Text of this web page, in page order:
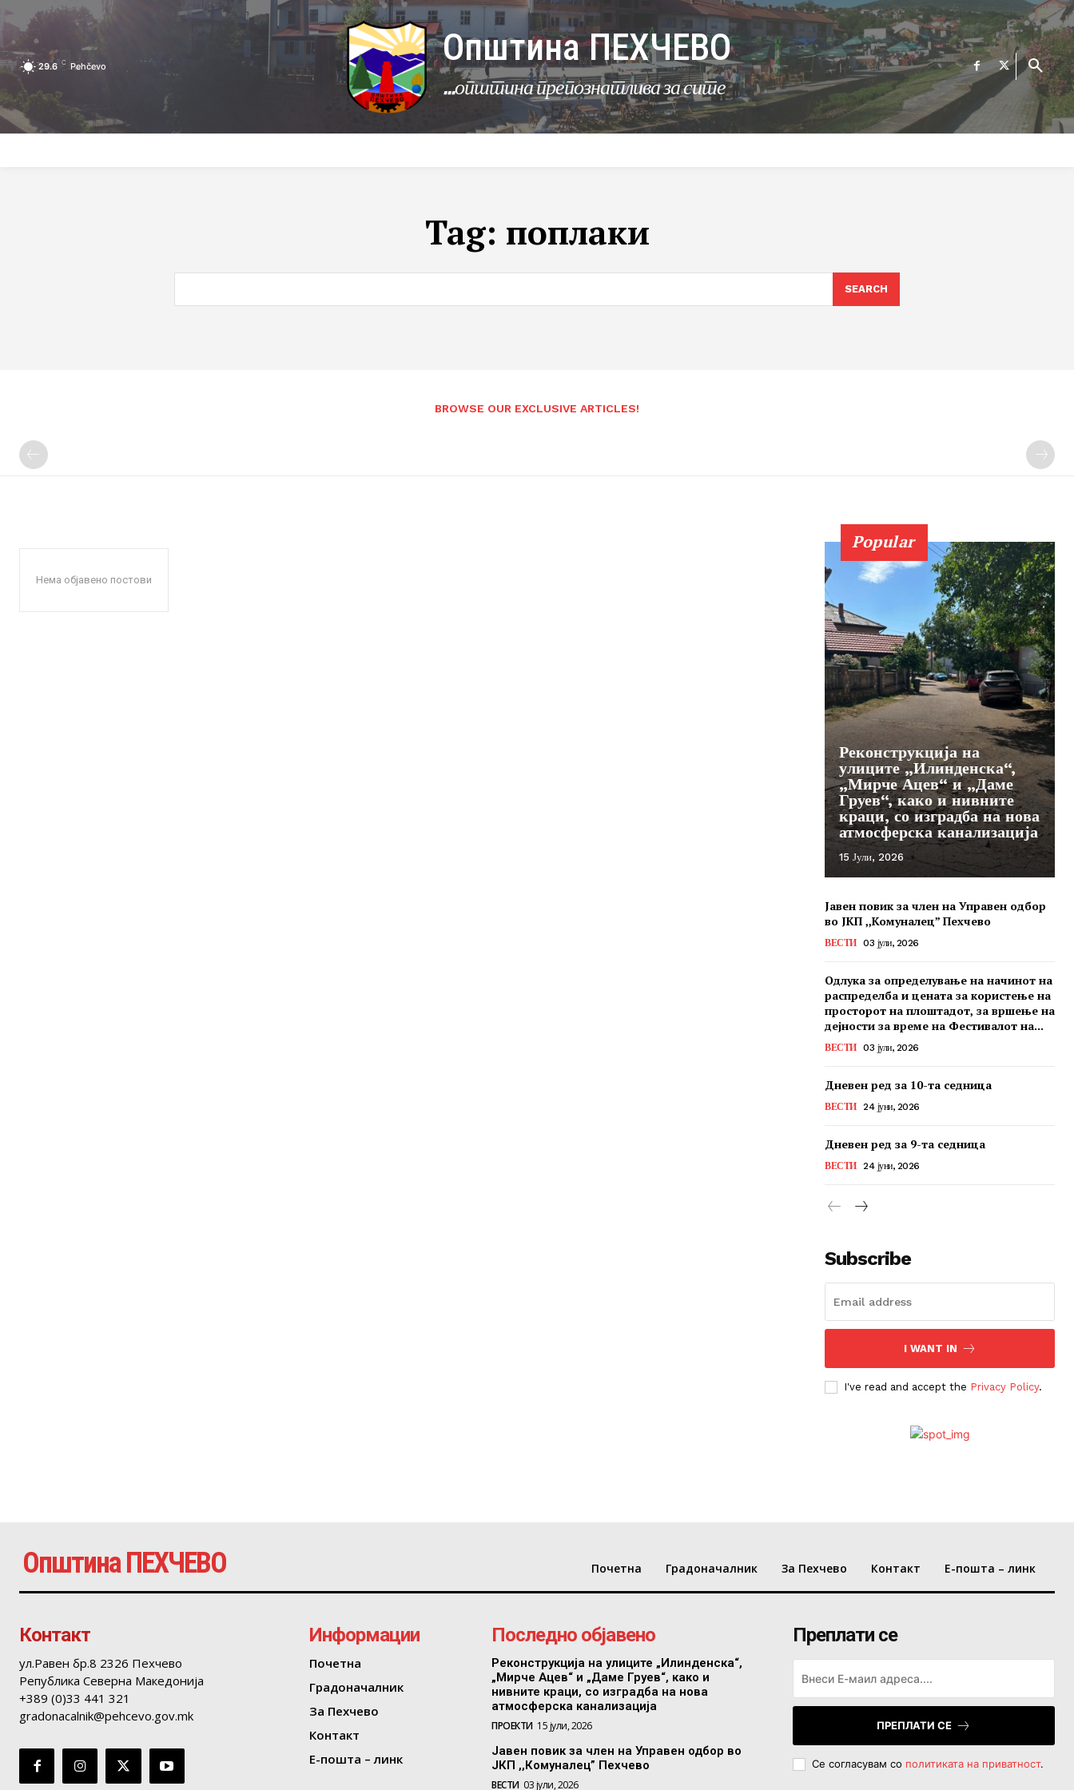
29.6 C Pehčevo Општина ПЕХЧЕВО
...општина препознатлива за сите
Tag: поплаки
SEARCH
BROWSE OUR EXCLUSIVE ARTICLES!
Нема објавено постови
Popular
Реконструкција на
улиците „Илинденска“,
„Мирче Ацев“ и „Даме
Груев“, како и нивните
краци, со изградба на нова
атмосферска канализација
15 Јули, 2026
Јавен повик за член на Управен одбор
во ЈКП ,,Комуналец” Пехчево
ВЕСТИ 03 јули, 2026
Одлука за определување на начинот на
распределба и цената за користење на
просторот на плоштадот, за вршење на
дејности за време на Фестивалот на...
ВЕСТИ 03 јули, 2026
Дневен ред за 10-та седница
ВЕСТИ 24 јуни, 2026
Дневен ред за 9-та седница
ВЕСТИ 24 јуни, 2026
Subscribe
I WANT IN
I've read and accept the Privacy Policy.
Општина ПЕХЧЕВО Почетна Градоначалник За Пехчево Контакт Е-пошта – линк
Контакт
ул.Равен бр.8 2326 Пехчево
Република Северна Македонија
+389 (0)33 441 321
gradonacalnik@pehcevo.gov.mk
Информации
Почетна
Градоначалник
За Пехчево
Контакт
Е-пошта – линк
Последно објавено
Реконструкција на улиците „Илинденска“,
„Мирче Ацев“ и „Даме Груев“, како и
нивните краци, со изградба на нова
атмосферска канализација
ПРОЕКТИ 15 јули, 2026
Јавен повик за член на Управен одбор во
ЈКП ,,Комуналец” Пехчево
ВЕСТИ 03 јули, 2026
Преплати се
ПРЕПЛАТИ СЕ
Се согласувам со политиката на приватност.